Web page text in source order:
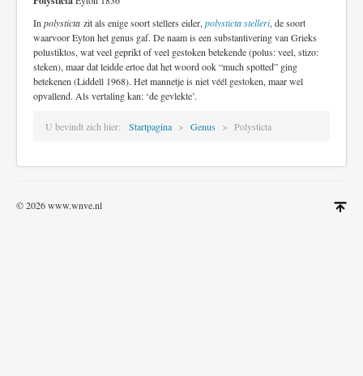
Inpolysticta zit als enige soort stellers eider,polysticta stelleri, de soort
waarvoor Eyton het genus gaf. De naam is een substantivering van Grieks
polustiktos, wat veel geprikt of veel gestoken betekende (polus: veel, stizo:
steken), maar dat leidde ertoe dat het woord ook “much spotted” ging
betekenen (Liddell 1968). Het mannetje is niet véél gestoken, maar wel
opvallend. Als vertaling kan: ‘de gevlekte’.
U bevindt zich hier: Startpagina Genus Polysticta
© 2026 www.wnve.nl